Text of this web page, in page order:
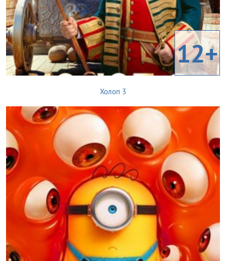
12+
Холоп 3